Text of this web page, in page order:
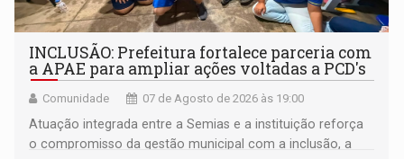
INCLUSÃO: Prefeitura fortalece parceria com
a APAE para ampliar ações voltadas a PCD's
Comunidade 07 de Agosto de 2026 às 19:00
Atuação integrada entre a Semias e a instituição reforça
o compromisso da gestão municipal com a inclusão, a